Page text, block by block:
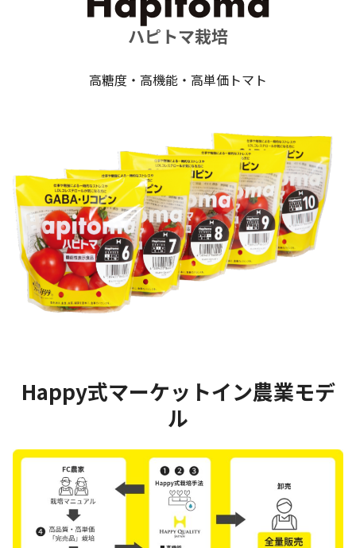
ハピトマ栽培
高糖度・高機能・高単価トマト
Happy式マーケットイン農業モデ
ル